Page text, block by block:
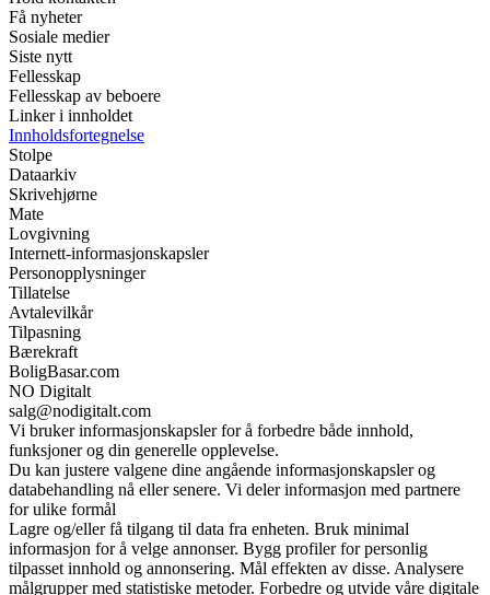
Få nyheter
Sosiale medier
Siste nytt
Fellesskap
Fellesskap av beboere
Linker i innholdet
Innholdsfortegnelse
Stolpe
Dataarkiv
Skrivehjørne
Mate
Lovgivning
Internett-informasjonskapsler
Personopplysninger
Tillatelse
Avtalevilkår
Tilpasning
Bærekraft
BoligBasar.com
NO Digitalt
salg@nodigitalt.com
Vi bruker informasjonskapsler for å forbedre både innhold,
funksjoner og din generelle opplevelse.
Du kan justere valgene dine angående informasjonskapsler og
databehandling nå eller senere. Vi deler informasjon med partnere
for ulike formål
Lagre og/eller få tilgang til data fra enheten. Bruk minimal
informasjon for å velge annonser. Bygg profiler for personlig
tilpasset innhold og annonsering. Mål effekten av disse. Analysere
målgrupper med statistiske metoder. Forbedre og utvide våre digitale